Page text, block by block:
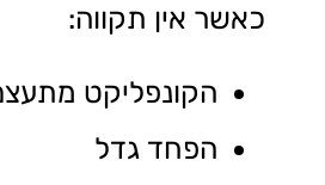
כאשר אין תקווה:
הקונפליקט
הפחד גדל